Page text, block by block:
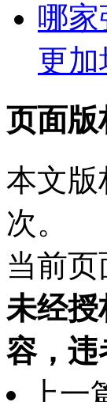
哪
更加
页面版
本文版
次。
当前页
未经授
容，违
上一